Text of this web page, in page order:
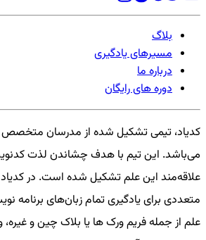
بلاگ
مسیرهای یادگیری
درباره ما
دوره های رایگان
کدیاد، تیمی تشکیل شده از مدرسان متخصص
می‌باشد. این تیم با هدف چشاندن لذت
علاقه‌مند این علم تشکیل شده است. در
متعددی برای یادگیری تمام زبان‌های برنامه
علم از جمله فریم ورک ها یا بلاک چین و